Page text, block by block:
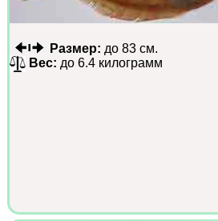
Размер: до 83 см.
Вес: до 6.4 килограмм